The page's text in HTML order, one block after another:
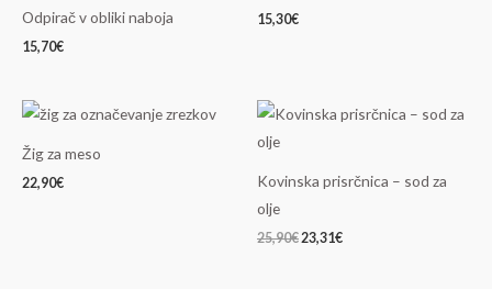
Odpirač v obliki naboja
15,70€
15,30€
Žig za meso
22,90€
Kovinska prisrčnica – sod za
olje
25,90€
Izvirna
cena
25,90€.
23,31€
Trenutna
cena